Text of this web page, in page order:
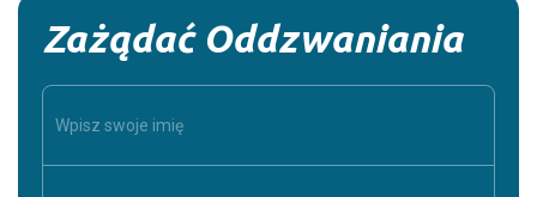
Zażądać Oddzwaniania